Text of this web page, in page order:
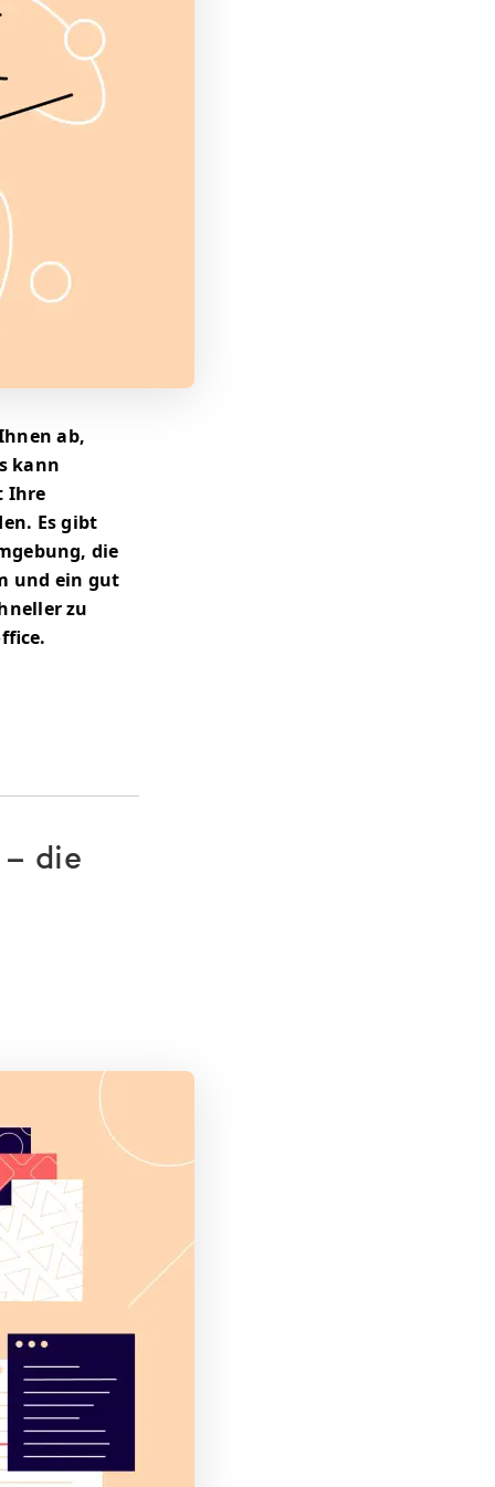
ab,
kann
Ihre
Es gibt
die
und ein gut
zu
die